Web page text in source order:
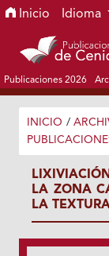
Ir al menú de
Ir al contenido
Ir al pie de
Inicio Idioma
Publicaciones 2026
INICIO /
LA ZONA
LA